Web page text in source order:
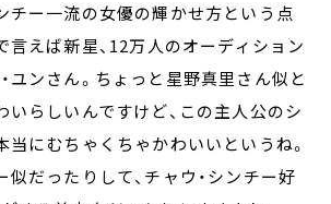
チー一流の女優の輝かせ方という点
言えば新星、12万人のオーディション
ユンさん。ちょっと星野真里さん似と
いらしいんですけど、この主人公のシ
当にむちゃくちゃかわいいというね。
似だったりして、チャウ・シンチー好